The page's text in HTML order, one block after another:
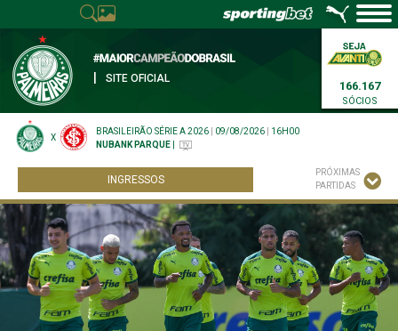
SITE OFICIAL
166.167
SÓCIOS
X
BRASILEIRÃO SÉRIE A 2026 09/08/2026
16H00
NUBANK PARQUE
INGRESSOS
PRÓXIMAS
PARTIDAS